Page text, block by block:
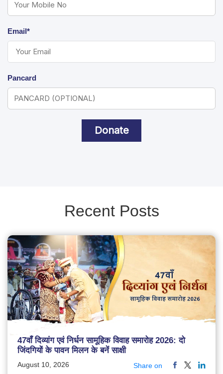
Email*
Pancard
Donate
Recent Posts
47वाँ दिव्यांग एवं निर्धन सामूहिक विवाह समारोह 2026: दो
जिंदगियों के पावन मिलन के बनें साक्षी
August 10, 2026 Share on